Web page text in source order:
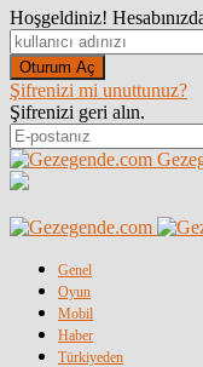
Hoşgeldiniz!
Şifrenizi mi unuttunuz?
Şifrenizi geri alın.
Genel
Oyun
Mobil
Haber
Türkiyeden